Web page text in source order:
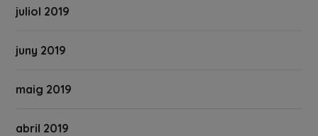
juliol 2019
juny 2019
maig 2019
abril 2019